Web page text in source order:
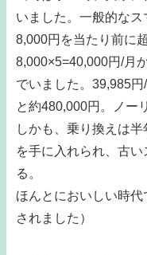
いました。一般的な
8,000円を当たり前に
8,000×5=40,000円/月
でいました。39,985
と約480,000円。ノー
しかも、乗り換えは
を手に入れられ、古
る。
ほんとにおいしい時
されました）